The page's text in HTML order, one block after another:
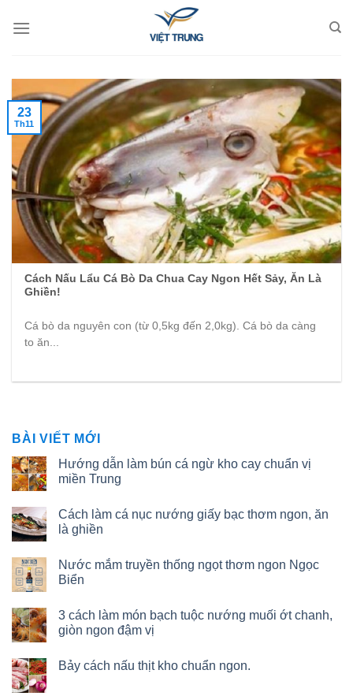
Cách Nấu Lẩu Cá Bò Da Chua Cay Ngon Hết Sảy, Ăn Là
Ghiền!
Cá bò da nguyên con (từ 0,5kg đến 2,0kg). Cá bò da càng
to ăn...
23
Th11
BÀI VIẾT MỚI
Hướng dẫn làm bún cá ngừ kho cay chuẩn vị
miền Trung
Cách làm cá nục nướng giấy bạc thơm ngon, ăn
là ghiền
Nước mắm truyền thống ngọt thơm ngon Ngọc
Biển
3 cách làm món bạch tuộc nướng muối ớt chanh,
giòn ngon đậm vị
Bảy cách nấu thịt kho chuẩn ngon.